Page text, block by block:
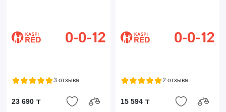
3 отзыва
23 690 ₸
2 отзыва
15 594 ₸